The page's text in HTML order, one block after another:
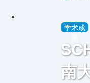
学术成
南